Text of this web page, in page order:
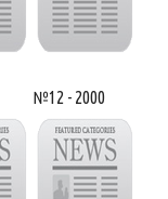
№12 - 2000